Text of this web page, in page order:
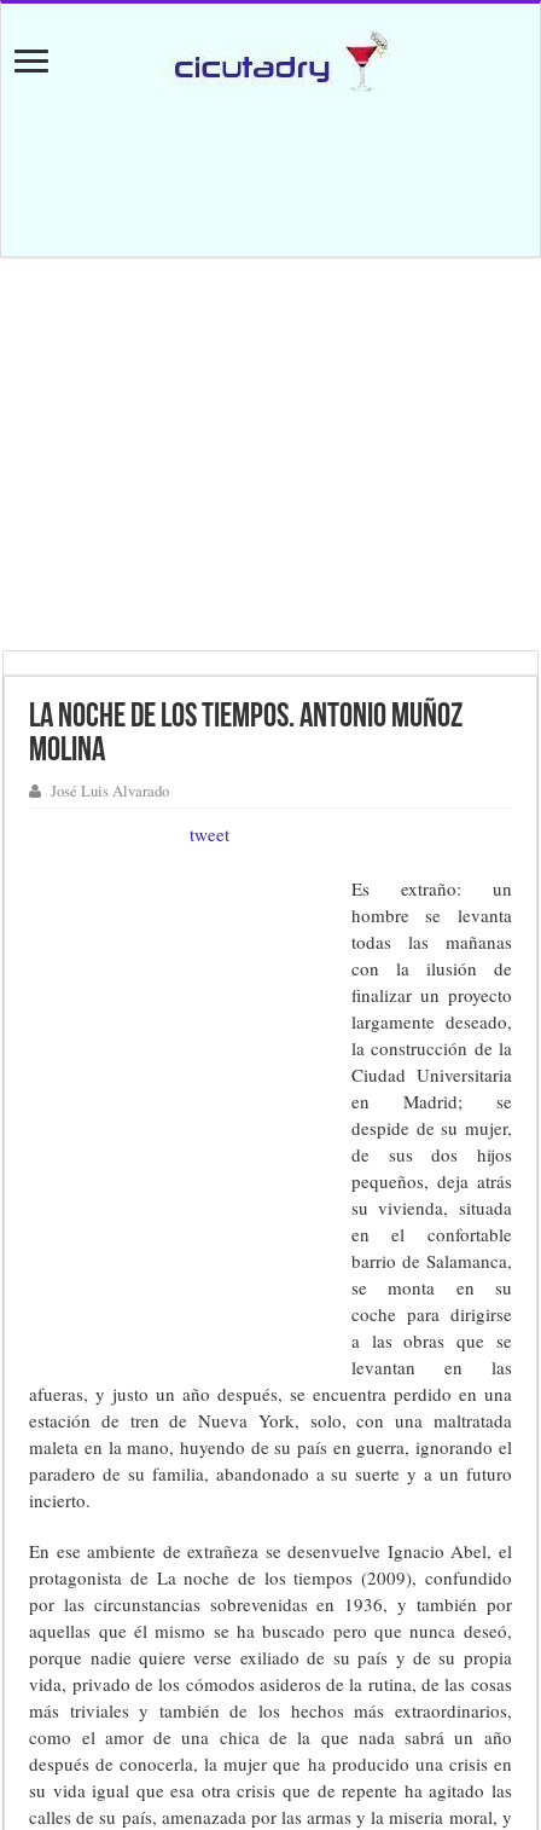
La noche de los tiempos. Antonio Muñoz
Molina
José Luis Alvarado
tweet
Es extraño: un
hombre se levanta
todas las mañanas
con la ilusión de
finalizar un proyecto
largamente deseado,
la construcción de la
Ciudad Universitaria
en Madrid; se
despide de su mujer,
de sus dos hijos
pequeños, deja atrás
su vivienda, situada
en el confortable
barrio de Salamanca,
se monta en su
coche para dirigirse
a las obras que se
levantan en las
afueras, y justo un año después, se encuentra perdido en una
estación de tren de Nueva York, solo, con una maltratada
maleta en la mano, huyendo de su país en guerra, ignorando el
paradero de su familia, abandonado a su suerte y a un futuro
incierto.
En ese ambiente de extrañeza se desenvuelve Ignacio Abel, el
protagonista de La noche de los tiempos (2009), confundido
por las circunstancias sobrevenidas en 1936, y también por
aquellas que él mismo se ha buscado pero que nunca deseó,
porque nadie quiere verse exiliado de su país y de su propia
vida, privado de los cómodos asideros de la rutina, de las cosas
más triviales y también de los hechos más extraordinarios,
como el amor de una chica de la que nada sabrá un año
después de conocerla, la mujer que ha producido una crisis en
su vida igual que esa otra crisis que de repente ha agitado las
calles de su país, amenazada por las armas y la miseria moral, y